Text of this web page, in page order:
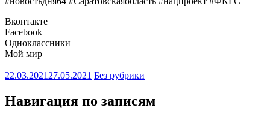
Вконтакте
Facebook
Одноклассники
Мой мир
22.03.2021 27.05.2021 Без рубрики
Навигация по записям